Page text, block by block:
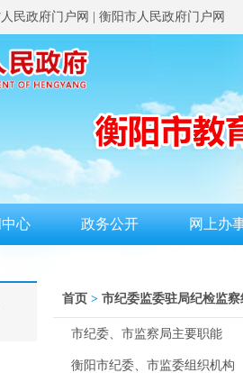
民政府门户网 衡阳市人民政府门户网
心 政务公开 网上办
首页 > 市纪委监委驻局纪检监察
市纪委、市监察局主要职能
衡阳市纪委、市监委组织机构